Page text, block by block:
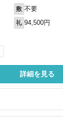
敷 不要
礼 94,500円
詳細を見る